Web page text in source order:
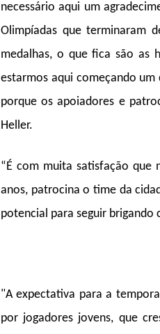
necessário aqui um
Olimpíadas que terminaram
medalhas, o que fica são as
estarmos aqui começando
porque os apoiadores e
Heller.
“É com muita satisfação que
anos, patrocina o time da
potencial para seguir brigando
"A expectativa para a
por jogadores jovens, que